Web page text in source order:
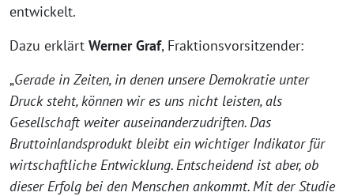
entwickelt.
Dazu erklärt Werner Graf, Fraktionsvorsitzender:
„Gerade in Zeiten, in denen unsere Demokratie unter
Druck steht, können wir es uns nicht leisten, als
Gesellschaft weiter auseinanderzudriften. Das
Bruttoinlandsprodukt bleibt ein wichtiger Indikator für
wirtschaftliche Entwicklung. Entscheidend ist aber, ob
dieser Erfolg bei den Menschen ankommt. Mit der Studie